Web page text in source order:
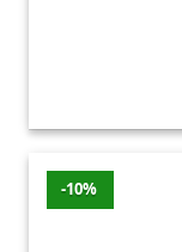
-10%